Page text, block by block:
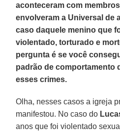
aconteceram com
envolveram a Universal de
caso daquele menino que
violentado, torturado e
pergunta é se você
padrão de comportamento
esses crimes.
Olha, nesses casos a igreja
manifestou. No caso do
anos que foi violentado